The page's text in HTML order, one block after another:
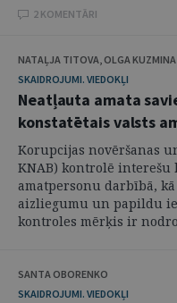
2 KOMENTĀRI
NATAĻJA TITOVA, OLGA KUZMINA
SKAIDROJUMI. VIEDOKĻI
Neatļauta amata
konstatētais valsts
Korupcijas novēršanas
KNAB) kontrolē
amatpersonu darbībā,
aizliegumu un papildu
kontroles mērķis ir
SANTA OBORENKO
SKAIDROJUMI. VIEDOKĻI